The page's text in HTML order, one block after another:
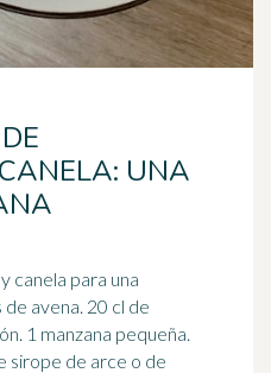
UNA
canela para una
1 manzana pequeña.
sirope de arce o de